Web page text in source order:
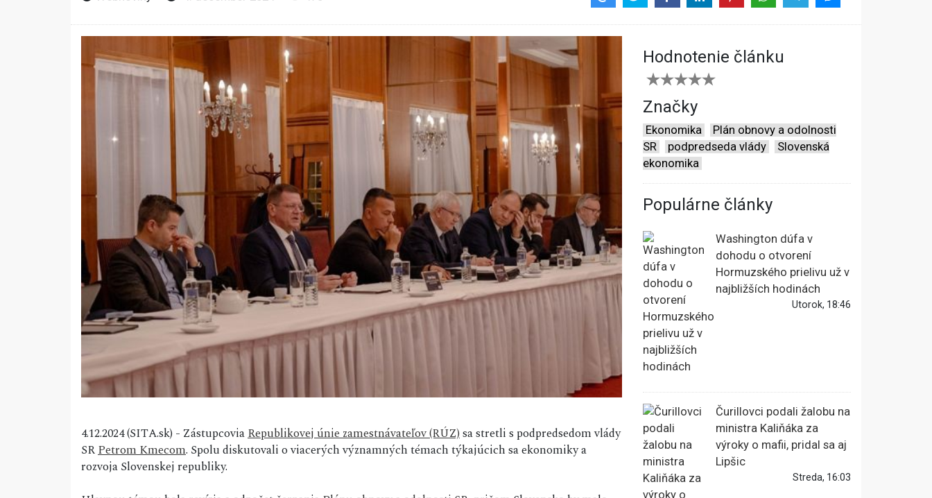
4.12.2024 (SITA.sk) - ZástupcoviaRepublikovej únie zamestnávateľov (RÚZ)sa stretli s podpredsedom vlády
SRPetrom Kmecom. Spolu diskutovali o viacerých významných témach týkajúcich sa ekonomiky a
rozvoja Slovenskej republiky.
Hodnotenie článku
Značky
Ekonomika
Plán obnovy a odolnosti
SR
podpredseda vlády
Slovenská
ekonomika
Populárne články
Washington dúfa v
dohodu o otvorení
Hormuzského prielivu už v
najbližších hodinách
Utorok, 18:46
Čurillovci podali žalobu na
ministra Kaliňáka za
výroky o mafii, pridal sa aj
Lipšic
Streda, 16:03